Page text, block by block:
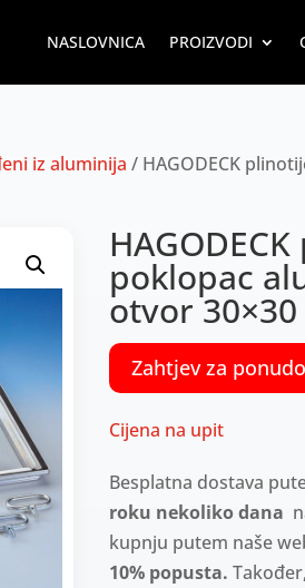
NASLOVNICA PROIZVODI
iz aluminija / HAGODECK
poklopac
otvor 30×30
Zahtjev za
Cijena na upit
Besplatna dostava
roku nekoliko dana
kupnju putem naše
10% popusta.